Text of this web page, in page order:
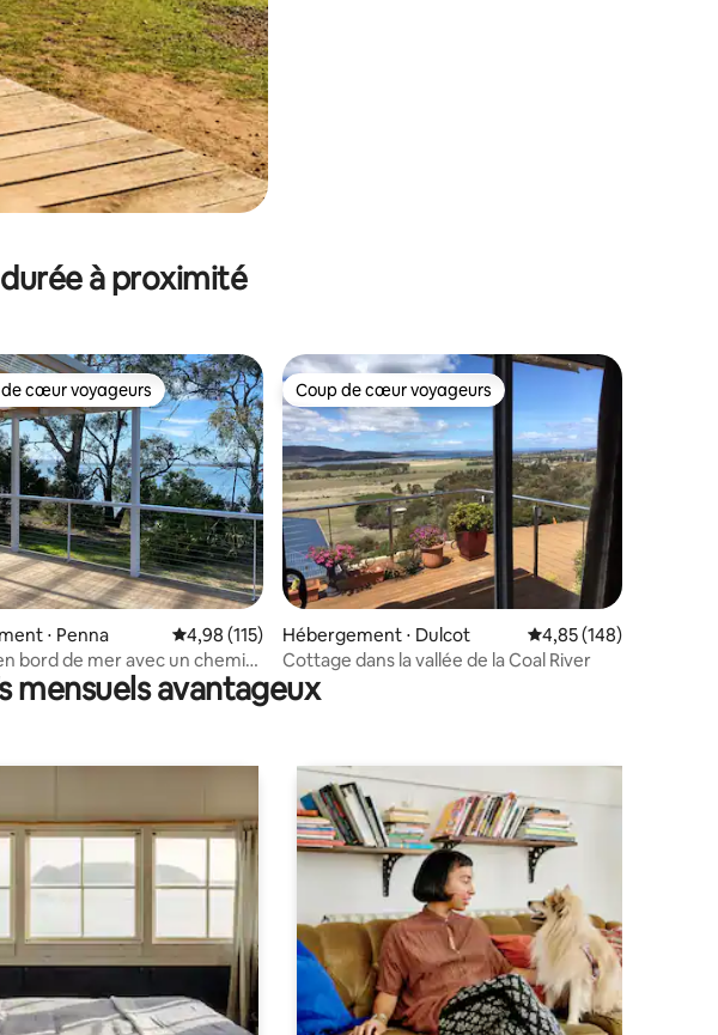
à proximité
base de 200 commentaires : 4,96 sur 5
cœur voyageurs les plus appréciés
cœur voyageurs
⋅ Penna Évaluation moyenne sur la base de 115 commentaires : 4,98 sur 5
4,98 (115)
bord de mer avec un chemin
vers l'eau
Coup de cœur voyageurs
Coup de cœur voyageurs
Hébergement ⋅ Dulcot Évaluation moyenne
4,85 (148)
Cottage dans la vallée de la Coal River
mensuels avantageux